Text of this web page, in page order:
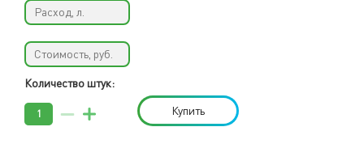
Количество штук:
Купить